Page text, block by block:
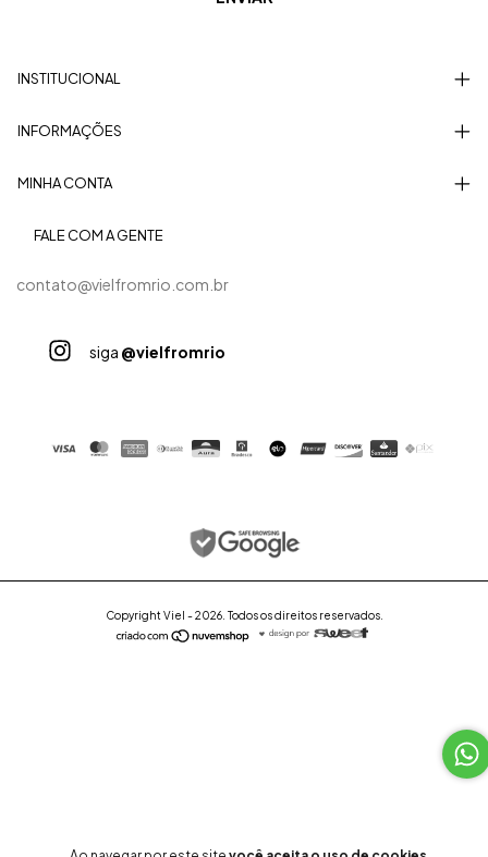
INSTITUCIONAL
INFORMAÇÕES
MINHA CONTA
FALE COM A GENTE
contato@vielfromrio.com.br
siga @vielfromrio
Copyright Viel - 2026. Todos os direitos reservados.